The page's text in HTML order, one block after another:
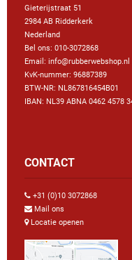
Gieterijstraat 51
2984 AB Ridderkerk
Nederland
Bel ons: 010-3072868
Email: info@rubberwebshop.nl
KvK-nummer: 96887389
BTW-NR: NL867816454B01
IBAN: NL39 ABNA 0462 4578
CONTACT
+31 (0)10 3072868
Mail ons
Locatie openen